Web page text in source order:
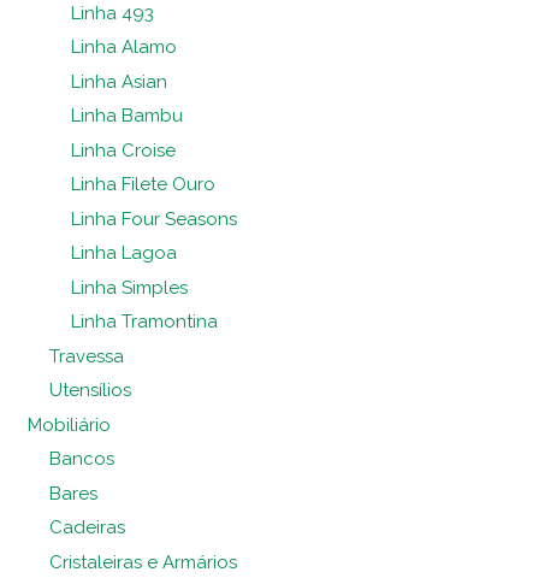
Linha 493
Linha Alamo
Linha Asian
Linha Bambu
Linha Croise
Linha Filete Ouro
Linha Four Seasons
Linha Lagoa
Linha Simples
Linha Tramontina
Travessa
Utensílios
Mobiliário
Bancos
Bares
Cadeiras
Cristaleiras e Armários